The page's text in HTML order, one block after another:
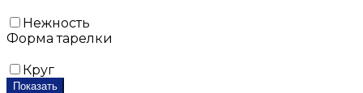
Нежность
Форма тарелки
Круг
Показать